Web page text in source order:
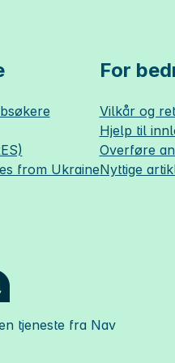
from Ukraine
For
Vilkår og
Hjelp til
Overføre
Nyttige
tjeneste fra Nav